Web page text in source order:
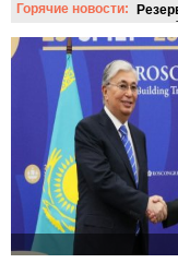
Горячие новости: